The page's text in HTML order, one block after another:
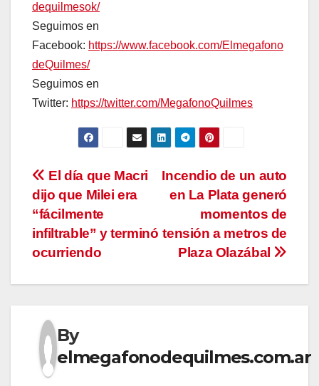
dequilmesok/
Seguimos en
Facebook: https://www.facebook.com/Elmegafono
deQuilmes/
Seguimos en
Twitter: https://twitter.com/MegafonoQuilmes
Navegación
de
entradas
Incendio de un auto
en La Plata generó
momentos de
tensión a metros de
Plaza Olazábal
El día que Macri
dijo que Milei era
“fácilmente
infiltrable” y terminó
ocurriendo
By
elmegafonodequilmes.com.ar